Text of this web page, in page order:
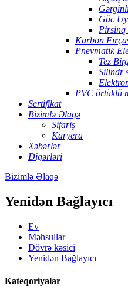
Güc
Pirsinq
Karbon
Pnevmatik
Tez
Silindr
PVC örtüklü
Sertifikat
Bizimlə Əlaqə
Sifariş
Karyera
Xəbərlər
Digərləri
Bizimlə Əlaqə
Yenidən Bağlayıcı
Ev
Məhsullar
Dövrə kəsici
Yenidən Bağlayıcı
Kateqoriyalar